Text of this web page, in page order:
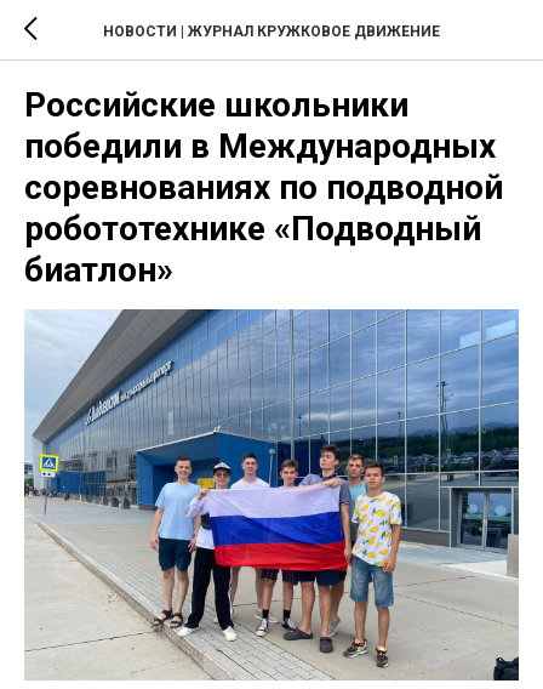
НОВОСТИ | ЖУРНАЛ КРУЖКОВОЕ ДВИЖЕНИЕ
Российские школьники
победили в Международных
соревнованиях по подводной
робототехнике «Подводный
биатлон»